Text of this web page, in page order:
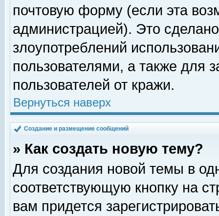
почтовую форму (если эта
администрацией). Это
злоупотреблений
пользователями, а также для
пользователей от кражи.
Вернуться наверх
Создание и размещение сообщений
» Как создать новую тему?
Для создания новой темы в
соответствующую кнопку на
вам придется